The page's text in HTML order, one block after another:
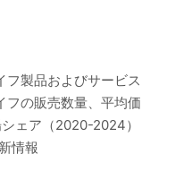
製品およびサービス
フの販売数量、平均価
ェア（2020-2024）
情報